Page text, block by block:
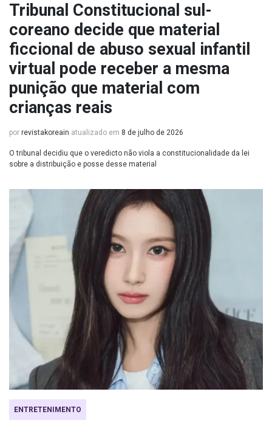
Tribunal Constitucional sul-
coreano decide que material
ficcional de abuso sexual infantil
virtual pode receber a mesma
punição que material com
crianças reais
por revistakoreain atualizado em 8 de julho de 2026
O tribunal decidiu que o veredicto não viola a constitucionalidade da lei
sobre a distribuição e posse desse material
ENTRETENIMENTO